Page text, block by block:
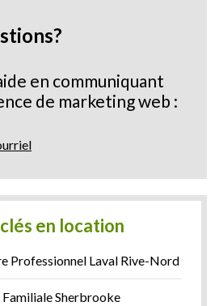
en communiquant
de marketing web :
en location
Professionnel Laval Rive-Nord
Sherbrooke